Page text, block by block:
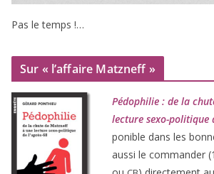
Pas le temps !…
Sur « l’affaire Matzneff »
Pédophilie : de la
lec­ture sexo-poli­tique
po­nible dans les
aus­si le com­man­der (